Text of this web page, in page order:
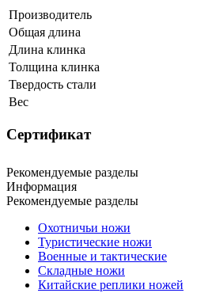
Производитель
Общая длина
Длина клинка
Толщина клинка
Твердость стали
Вес
Сертификат
Рекомендуемые разделы
Информация
Рекомендуемые разделы
Охотничьи ножи
Туристические ножи
Военные и тактические
Складные ножи
Китайские реплики ножей